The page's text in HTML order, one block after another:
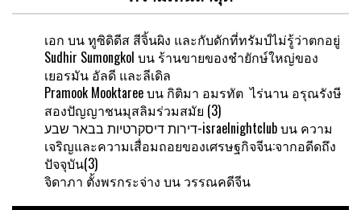
เอก บนทูซิดิดีส สีจิ้นผิง และกับดักที่ทรัมป์ไม่รู้ว่าตกอยู่
Sudhir Sumongkol บน ร้านขายของชำยักษ์ใหญ่ของ
เยอรมัน อัลดี และลีเดิล
Pramook Mooktareeบน กิติมา อมรทัต ไร่นาน อรุณรังษี
สองปัญญาชนมุสลิมร่วมสมัย (3)
דירות דיסקרטיות בבאר שבע-israelnightclubบน ความ
เจริญและความเสื่อมถอยของเศรษฐกิจจีน:จากอดีดถึง
ปัจจุบัน(3)
จิดาภา ตั้งพรกระจ่าง บน วรรณคดีจีน